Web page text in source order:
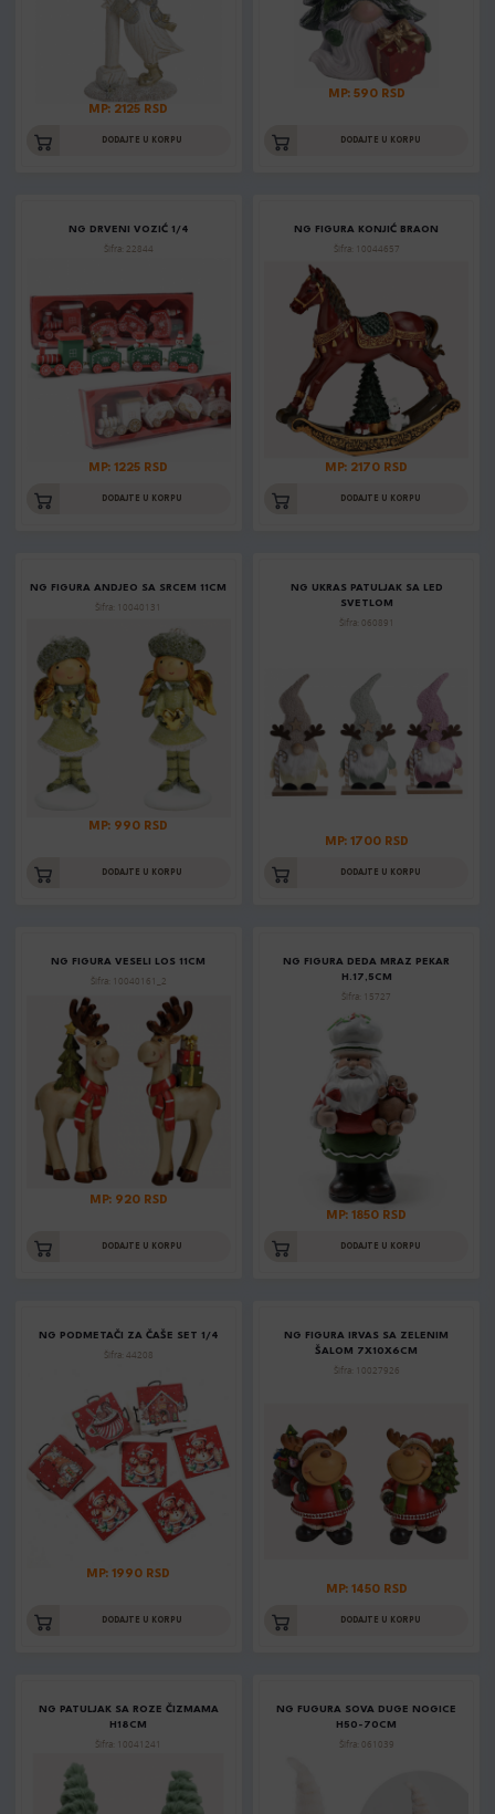
MP: 2125 RSD
DODAJTE U KORPU
MP: 590 RSD
DODAJTE U KORPU
NG DRVENI VOZIĆ 1/4
Šifra: 22844
MP: 1225 RSD
DODAJTE U KORPU
NG FIGURA KONJIĆ BRAON
Šifra: 10044657
MP: 2170 RSD
DODAJTE U KORPU
NG FIGURA ANDJEO SA SRCEM 11CM
Šifra: 10040131
MP: 990 RSD
DODAJTE U KORPU
NG UKRAS PATULJAK SA LED
SVETLOM
Šifra: 060891
MP: 1700 RSD
DODAJTE U KORPU
NG FIGURA VESELI LOS 11CM
Šifra: 10040161_2
MP: 920 RSD
DODAJTE U KORPU
NG FIGURA DEDA MRAZ PEKAR
H.17,5CM
Šifra: 15727
MP: 1850 RSD
DODAJTE U KORPU
NG PODMETAČI ZA ČAŠE SET 1/4
Šifra: 44208
MP: 1990 RSD
DODAJTE U KORPU
NG FIGURA IRVAS SA ZELENIM
ŠALOM 7X10X6CM
Šifra: 10027926
MP: 1450 RSD
DODAJTE U KORPU
NG PATULJAK SA ROZE ČIZMAMA
H18CM
Šifra: 10041241
NG FUGURA SOVA DUGE NOGICE
H50-70CM
Šifra: 061039